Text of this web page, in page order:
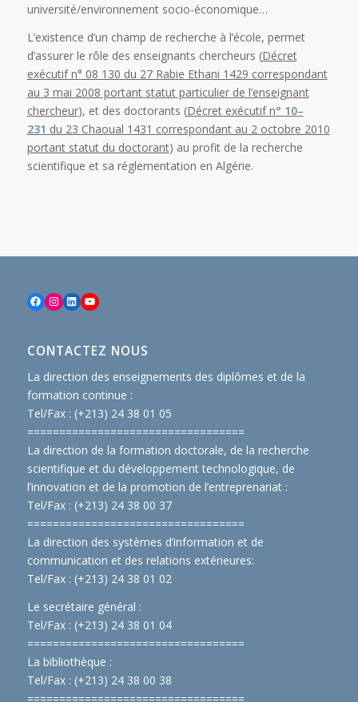
université/environnement socio-économique…
L’existence d’un champ de recherche à l’école, permet
d’assurer le rôle des enseignants chercheurs (Décret
exécutif n° 08 130 du 27 Rabie Ethani 1429 correspondant
au 3 mai 2008 portant statut particulier de l’enseignant
chercheur), et des doctorants (Décret exécutif n° 10–
231 du 23 Chaoual 1431 correspondant au 2 octobre 2010
portant statut du doctorant) au profit de la recherche
scientifique et sa réglementation en Algérie.
Facebook
Instagram
LinkedInYouTube
CONTACTEZ NOUS
La direction des enseignements des diplômes et de la
formation continue :
Tel/Fax : (+213) 24 38 01 05
==================================
La direction de la formation doctorale, de la recherche
scientifique et du développement technologique, de
l’innovation et de la promotion de l’entreprenariat :
Tel/Fax : (+213) 24 38 00 37
==================================
La direction des systèmes d’information et de
communication et des relations extérieures:
Tel/Fax : (+213) 24 38 01 02
Le secrétaire général :
Tel/Fax : (+213) 24 38 01 04
==================================
La bibliothèque :
Tel/Fax : (+213) 24 38 00 38
==================================